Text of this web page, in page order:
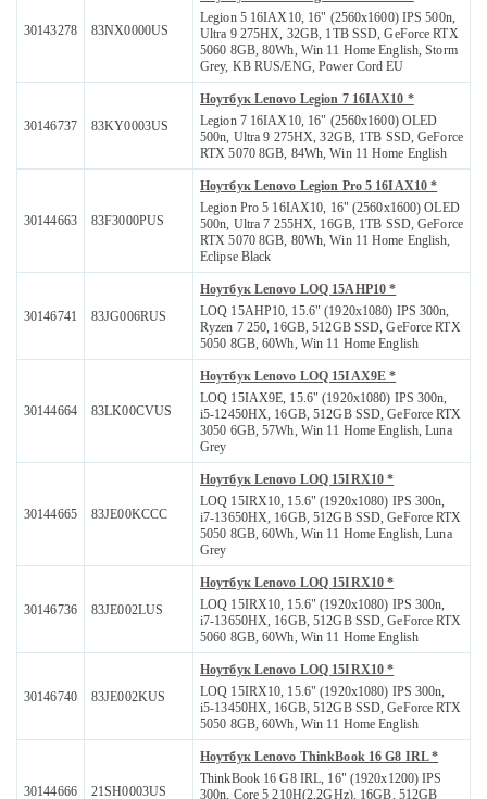
30143278 83NX0000US
Legion 5 16IAX10, 16" (2560x1600) IPS 500n,
Ultra 9 275HX, 32GB, 1TB SSD, GeForce RTX
5060 8GB, 80Wh, Win 11 Home English, Storm
Grey, KB RUS/ENG, Power Cord EU
30146737 83KY0003US
Ноутбук Lenovo Legion 7 16IAX10 *
Legion 7 16IAX10, 16" (2560x1600) OLED
500n, Ultra 9 275HX, 32GB, 1TB SSD, GeForce
RTX 5070 8GB, 84Wh, Win 11 Home English
30144663 83F3000PUS
Ноутбук Lenovo Legion Pro 5 16IAX10 *
Legion Pro 5 16IAX10, 16" (2560x1600) OLED
500n, Ultra 7 255HX, 16GB, 1TB SSD, GeForce
RTX 5070 8GB, 80Wh, Win 11 Home English,
Eclipse Black
30146741 83JG006RUS
Ноутбук Lenovo LOQ 15AHP10 *
LOQ 15AHP10, 15.6" (1920x1080) IPS 300n,
Ryzen 7 250, 16GB, 512GB SSD, GeForce RTX
5050 8GB, 60Wh, Win 11 Home English
30144664 83LK00CVUS
Ноутбук Lenovo LOQ 15IAX9E *
LOQ 15IAX9E, 15.6" (1920x1080) IPS 300n,
i5-12450HX, 16GB, 512GB SSD, GeForce RTX
3050 6GB, 57Wh, Win 11 Home English, Luna
Grey
30144665 83JE00KCCC
Ноутбук Lenovo LOQ 15IRX10 *
LOQ 15IRX10, 15.6" (1920x1080) IPS 300n,
i7-13650HX, 16GB, 512GB SSD, GeForce RTX
5050 8GB, 60Wh, Win 11 Home English, Luna
Grey
30146736 83JE002LUS
Ноутбук Lenovo LOQ 15IRX10 *
LOQ 15IRX10, 15.6" (1920x1080) IPS 300n,
i7-13650HX, 16GB, 512GB SSD, GeForce RTX
5060 8GB, 60Wh, Win 11 Home English
30146740 83JE002KUS
Ноутбук Lenovo LOQ 15IRX10 *
LOQ 15IRX10, 15.6" (1920x1080) IPS 300n,
i5-13450HX, 16GB, 512GB SSD, GeForce RTX
5050 8GB, 60Wh, Win 11 Home English
30144666 21SH0003US
Ноутбук Lenovo ThinkBook 16 G8 IRL *
ThinkBook 16 G8 IRL, 16" (1920x1200) IPS
300n, Core 5 210H(2.2GHz), 16GB, 512GB